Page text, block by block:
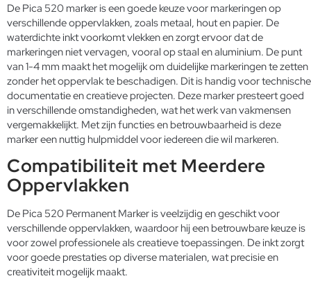
De Pica 520 marker is een goede keuze voor markeringen op
verschillende oppervlakken, zoals metaal, hout en papier. De
waterdichte inkt voorkomt vlekken en zorgt ervoor dat de
markeringen niet vervagen, vooral op staal en aluminium. De punt
van 1-4 mm maakt het mogelijk om duidelijke markeringen te zetten
zonder het oppervlak te beschadigen. Dit is handig voor technische
documentatie en creatieve projecten. Deze marker presteert goed
in verschillende omstandigheden, wat het werk van vakmensen
vergemakkelijkt. Met zijn functies en betrouwbaarheid is deze
marker een nuttig hulpmiddel voor iedereen die wil markeren.
Compatibiliteit met Meerdere
Oppervlakken
De Pica 520 Permanent Marker is veelzijdig en geschikt voor
verschillende oppervlakken, waardoor hij een betrouwbare keuze is
voor zowel professionele als creatieve toepassingen. De inkt zorgt
voor goede prestaties op diverse materialen, wat precisie en
creativiteit mogelijk maakt.